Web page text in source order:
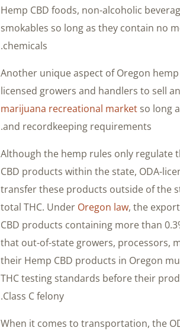
Hemp CBD foods, non-alcoholic
smokables so long as they contain no
chemicals.
Another unique aspect of Oregon
licensed growers and handlers to sell
marijuana recreational market so long
and recordkeeping requirements.
Although the hemp rules only regulate
CBD products within the state, ODA-
transfer these products outside of the
total THC. Under Oregon law, the
CBD products containing more than
that out-of-state growers, processors,
their Hemp CBD products in Oregon
THC testing standards before their
Class C felony.
When it comes to transportation, the